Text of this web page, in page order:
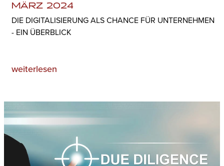
MÄRZ 2024
DIE DIGITALISIERUNG ALS CHANCE FÜR UNTERNEHMEN
- EIN ÜBERBLICK
weiterlesen